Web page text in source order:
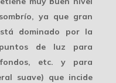
ya que gran
dominado por la
de luz para
etc. y para
suave) que incide